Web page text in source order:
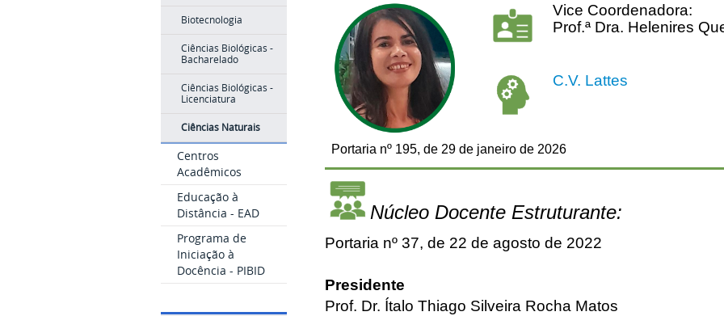
Biotecnologia
Ciências Biológicas -
Bacharelado
Ciências Biológicas -
Licenciatura
Ciências Naturais
Centros
Acadêmicos
Educação à
Distância - EAD
Programa de
Iniciação à
Docência - PIBID
Vice Coordenadora:
Prof.ª Dra. Helenires
C.V. Lattes
Portaria nº 195, de 29 de janeiro de 2026
Núcleo Docente Estruturante:
Portaria nº 37, de 22 de agosto de 2022
Presidente
Prof. Dr. Ítalo Thiago Silveira Rocha Matos